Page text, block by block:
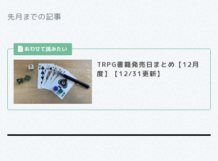
先月までの記事
TRPG書籍発売日まとめ【12月
度】【12/31更新】